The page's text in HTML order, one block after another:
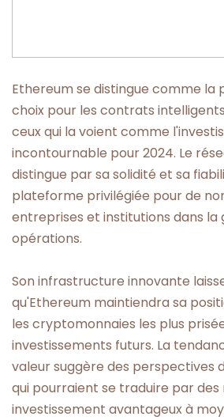
Ethereum se distingue comme la
choix pour les contrats
ceux qui la voient comme
incontournable pour 2024. Le
distingue par sa solidité et sa
plateforme privilégiée pour de
entreprises et institutions dans la
opérations.
Son infrastructure innovante
qu'Ethereum maintiendra sa
les cryptomonnaies les plus
investissements futurs. La
valeur suggère des perspectives
qui pourraient se traduire par des
investissement avantageux à